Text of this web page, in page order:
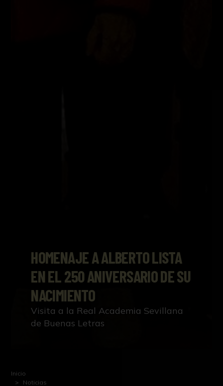
HOMENAJE A ALBERTO LISTA
EN EL 250 ANIVERSARIO DE SU
NACIMIENTO
Visita a la Real Academia Sevillana
de Buenas Letras
Inicio
Noticias